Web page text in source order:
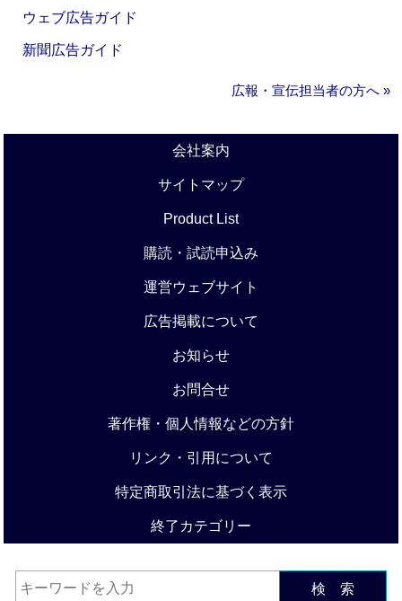
ウェブ広告ガイド
新聞広告ガイド
広報・宣伝担当者の方へ »
会社案内
サイトマップ
Product List
購読・試読申込み
運営ウェブサイト
広告掲載について
お知らせ
お問合せ
著作権・個人情報などの方針
リンク・引用について
特定商取引法に基づく表示
終了カテゴリー
検 索